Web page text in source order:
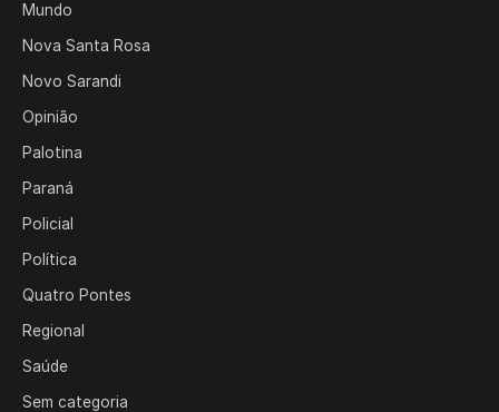
Mundo
Nova Santa Rosa
Novo Sarandi
Opinião
Palotina
Paraná
Policial
Política
Quatro Pontes
Regional
Saúde
Sem categoria